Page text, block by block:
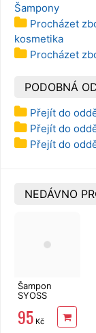
Šampony
Procházet
kosmetika
Procházet
PODOBNÁ
Přejít do
Přejít do
Přejít do
NEDÁVNO
Šampon
SYOSS
Intense Color
440 ml
95 Kč